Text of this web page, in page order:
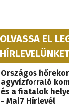
OLVASSA EL
HÍRLEVELÜNKET
Országos
agyvízforraló
és a fiatalok
- Mai7 Hírlevél